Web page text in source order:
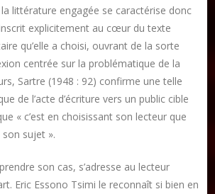
littérature engagée se caractérise donc
explicitement au cœur du texte
qu’elle a choisi, ouvrant de la sorte
centrée sur la problématique de la
Sartre (1948 : 92) confirme une telle
de l’acte d’écriture vers un public cible
« c’est en choisissant son lecteur que
son sujet ».
son cas, s’adresse au lecteur
Eric Essono Tsimi le reconnaît si bien en